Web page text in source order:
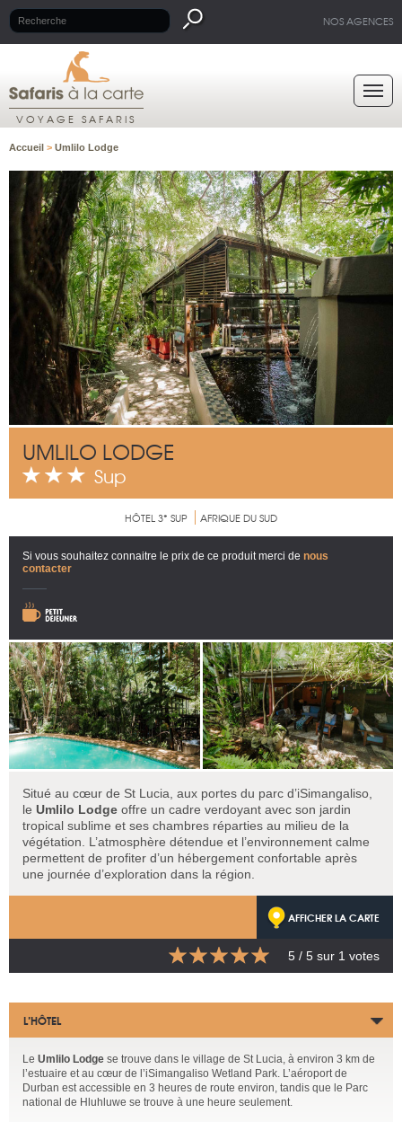
NOS AGENCES
VOYAGE SAFARIS
Accueil > Umlilo Lodge
UMLILO LODGE
Sup
HÔTEL 3* SUP AFRIQUE DU SUD
Si vous souhaitez connaitre le prix de ce produit merci de nous
contacter
Situé au cœur de St Lucia, aux portes du parc d’iSimangaliso,
le Umlilo Lodge offre un cadre verdoyant avec son jardin
tropical sublime et ses chambres réparties au milieu de la
végétation. L’atmosphère détendue et l’environnement calme
permettent de profiter d’un hébergement confortable après
une journée d’exploration dans la région.
AFFICHER LA CARTE
5 / 5 sur 1 votes
L’HÔTEL
Le Umlilo Lodge se trouve dans le village de St Lucia, à environ 3 km de
l’estuaire et au cœur de l’iSimangaliso Wetland Park. L’aéroport de
Durban est accessible en 3 heures de route environ, tandis que le Parc
national de Hluhluwe se trouve à une heure seulement.